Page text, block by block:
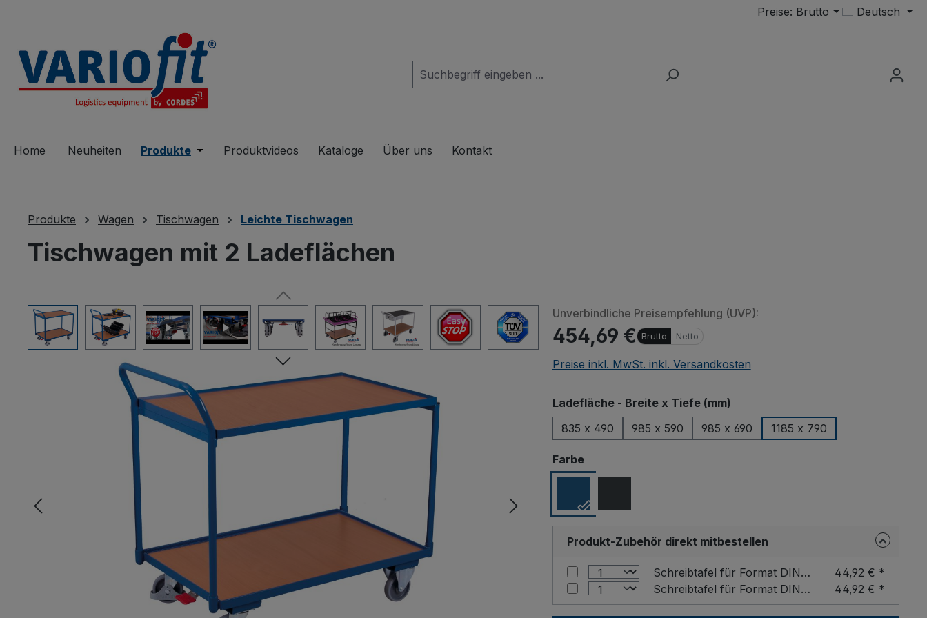
Preise: Brutto Deutsch
Home Neuheiten Produkte Öffne oder Schließe das Dropdown der Kategorie Produkte
Produktvideos Kataloge Über uns Kontakt
Produkte Wagen Tischwagen Leichte Tischwagen
Tischwagen mit 2 Ladeflächen
Bildergalerie überspringen Unverbindliche Preisempfehlung (UVP):
454,69 € Brutto Netto
Preise inkl. MwSt. inkl. Versandkosten
Ladefläche - Breite x Tiefe (mm)auswählen
835 x 490
985 x 590 985 x 690 1185 x 790
Farbeauswählen
Produkt-Zubehör direkt mitbestellen
Schreibtafel für Format DIN A4 Farbe: Buche / Format: DIN A4 hoch
44,92 € *
Schreibtafel für Format DIN A4 Farbe: Buche / Format: DIN A4 quer
44,92 € *